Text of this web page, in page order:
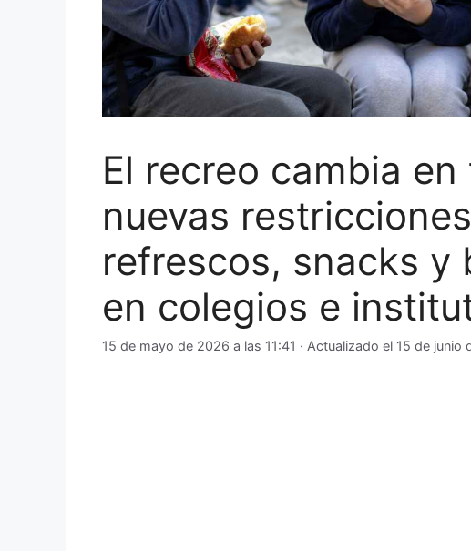
El recreo cambia
nuevas
refrescos, snacks y
en colegios e
15 de mayo de 2026 a las 11:41 · Actualizado el 15 de junio